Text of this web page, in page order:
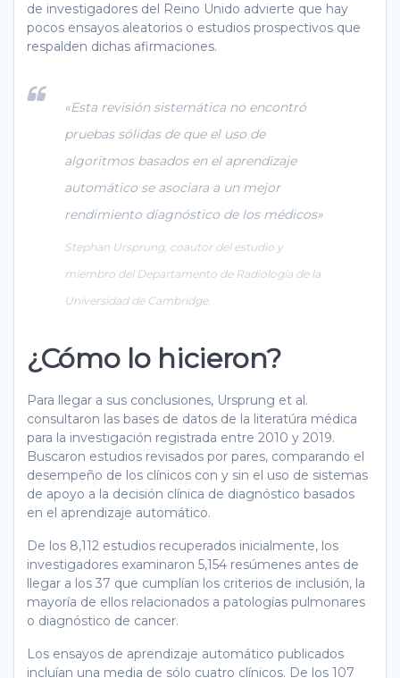
de investigadores del Reino Unido advierte que hay
pocos ensayos aleatorios o estudios prospectivos que
respalden dichas afirmaciones.
«Esta revisión sistemática no encontró
pruebas sólidas de que el uso de
algoritmos basados en el aprendizaje
automático se asociara a un mejor
rendimiento diagnóstico de los médicos»
Stephan Ursprung, coautor del estudio y
miembro del Departamento de Radiología de la
Universidad de Cambridge.
¿Cómo lo hicieron?
Para llegar a sus conclusiones, Ursprung et al.
consultaron las bases de datos de la literatúra médica
para la investigación registrada entre 2010 y 2019.
Buscaron estudios revisados por pares, comparando el
desempeño de los clínicos con y sin el uso de sistemas
de apoyo a la decisión clínica de diagnóstico basados
en el aprendizaje automático.
De los 8,112 estudios recuperados inicialmente, los
investigadores examinaron 5,154 resúmenes antes de
llegar a los 37 que cumplían los criterios de inclusión, la
mayoría de ellos relacionados a patologías pulmonares
o diagnóstico de cancer.
Los ensayos de aprendizaje automático publicados
incluían una media de sólo cuatro clínicos. De los 107